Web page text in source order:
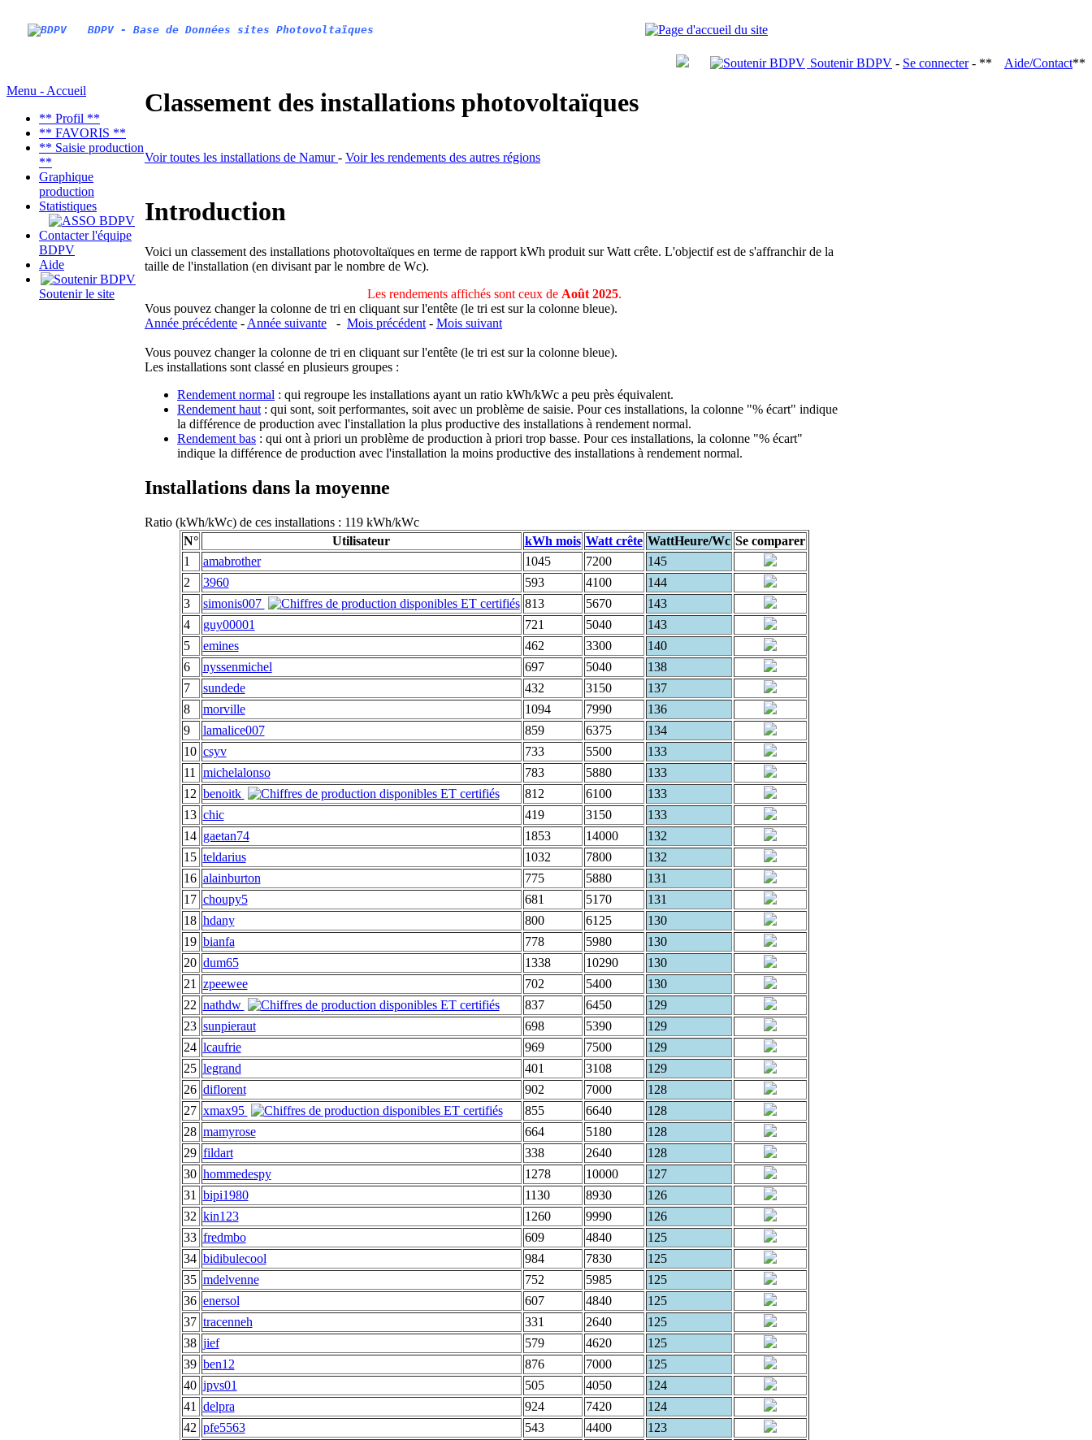
BDPV - Base de Données sites Photovoltaïques
Soutenir BDPV - Se connecter- ** Aide/Contact**
Menu - Accueil
** Profil **
** FAVORIS **
** Saisie production
**
Graphique
production
Statistiques
Contacter l'équipe
BDPV
Aide
Soutenir le site
Classement des installations photovoltaïques
Voir toutes les installations de Namur- Voir les rendements des autres régions
Introduction
Voici un classement des installations photovoltaïques en terme de rapport kWh produit sur Watt crête. L'objectif est de s'affranchir de la
taille de l'installation (en divisant par le nombre de Wc).
Les rendements affichés sont ceux de Août 2025.
Vous pouvez changer la colonne de tri en cliquant sur l'entête (le tri est sur la colonne bleue).
Année précédente - Année suivante - Mois précédent - Mois suivant
Vous pouvez changer la colonne de tri en cliquant sur l'entête (le tri est sur la colonne bleue).
Les installations sont classé en plusieurs groupes :
Rendement normal : qui regroupe les installations ayant un ratio kWh/kWc a peu près équivalent.
Rendement haut : qui sont, soit performantes, soit avec un problème de saisie. Pour ces installations, la colonne "% écart" indique
la différence de production avec l'installation la plus productive des installations à rendement normal.
Rendement bas : qui ont à priori un problème de production à priori trop basse. Pour ces installations, la colonne "% écart"
indique la différence de production avec l'installation la moins productive des installations à rendement normal.
Installations dans la moyenne
Ratio (kWh/kWc) de ces installations : 119 kWh/kWc
N°
Utilisateur kWh mois Watt crête WattHeure/Wc Se comparer
1
amabrother 1045 7200
145
2
3960 593 4100
144
3
simonis007 813 5670
143
4
guy00001 721 5040
143
5
emines 462 3300
140
6
nyssenmichel 697 5040
138
7
sundede 432 3150
137
8
morville 1094 7990
136
9
lamalice007 859 6375
134
10 csyv 733 5500
133
11
michelalonso 783 5880
133
12 benoitk 812 6100
133
13 chic 419 3150
133
14 gaetan74 1853 14000
132
15 teldarius 1032 7800
132
16 alainburton 775 5880
131
17 choupy5 681 5170
131
18 hdany 800 6125
130
19 bianfa 778 5980
130
20 dum65 1338 10290
130
21
zpeewee 702 5400
130
22 nathdw 837 6450
129
23 sunpieraut 698 5390
129
24 lcaufrie 969 7500
129
25 legrand 401 3108
129
26 diflorent 902 7000
128
27 xmax95 855 6640
128
28 mamyrose 664 5180
128
29 fildart 338 2640
128
30 hommedespy 1278 10000
127
31
bipi1980 1130 8930
126
32 kin123 1260 9990
126
33 fredmbo 609 4840
125
34 bidibulecool 984 7830
125
35 mdelvenne 752 5985
125
36 enersol 607 4840
125
37 tracenneh 331 2640
125
38 jief 579 4620
125
39 ben12 876 7000
125
40 ipvs01 505 4050
124
41
delpra 924 7420
124
42 pfe5563 543 4400
123